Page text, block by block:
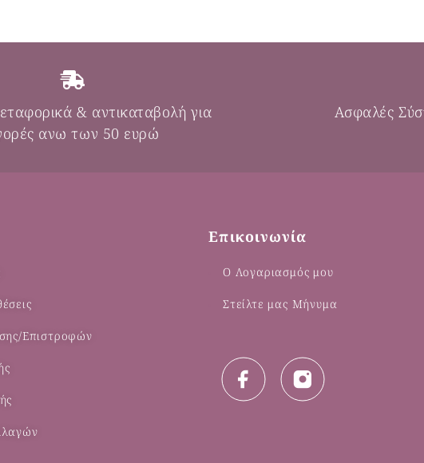
& αντικαταβολή για
ανω των 50 ευρώ
Ασφαλές
Επιστροφών
Επικοινωνία
Ο Λογαριασμός μου
Στείλτε μας Μήνυμα